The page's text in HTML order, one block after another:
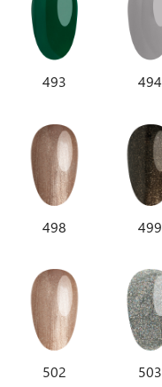
493 494
498 499
502 503